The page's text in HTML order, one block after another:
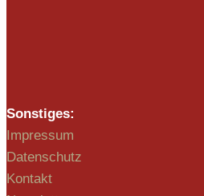
Sonstiges:
Impressum
Datenschutz
Kontakt